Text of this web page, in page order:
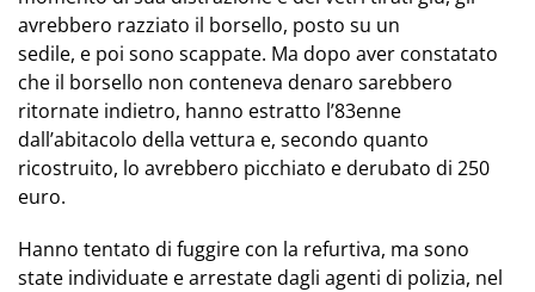
avrebbero razziato il borsello, posto su un
sedile, e poi sono scappate. Ma dopo aver constatato
che il borsello non conteneva denaro sarebbero
ritornate indietro, hanno estratto l’83enne
dall’abitacolo della vettura e, secondo quanto
ricostruito, lo avrebbero picchiato e derubato di 250
euro.
Hanno tentato di fuggire con la refurtiva, ma sono
state individuate e arrestate dagli agenti di polizia, nel